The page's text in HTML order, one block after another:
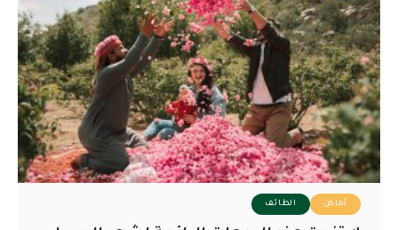
أماكن الطائف